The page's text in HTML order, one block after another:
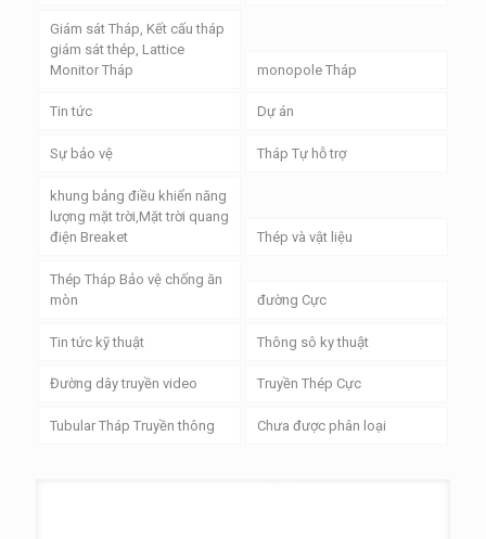
Giám sát Tháp, Kết cấu tháp
giám sát thép, Lattice
Monitor Tháp
monopole Tháp
Tin tức Dự án
Sự bảo vệ Tháp Tự hỗ trợ
khung bảng điều khiển năng
lượng mặt trời,Mặt trời quang
điện Breaket
Thép và vật liệu
Thép Tháp Bảo vệ chống ăn
mòn
đường Cực
Tin tức kỹ thuật Thông sô ky thuật
Đường dây truyền video Truyền Thép Cực
Tubular Tháp Truyền thông Chưa được phân loại